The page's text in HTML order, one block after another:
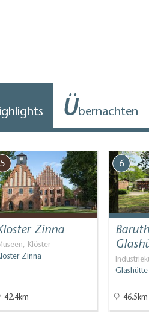
ighlights Übernachten
5
Zinna
Klöster
Zinna
42.4km
6
Glashütte
46.5km